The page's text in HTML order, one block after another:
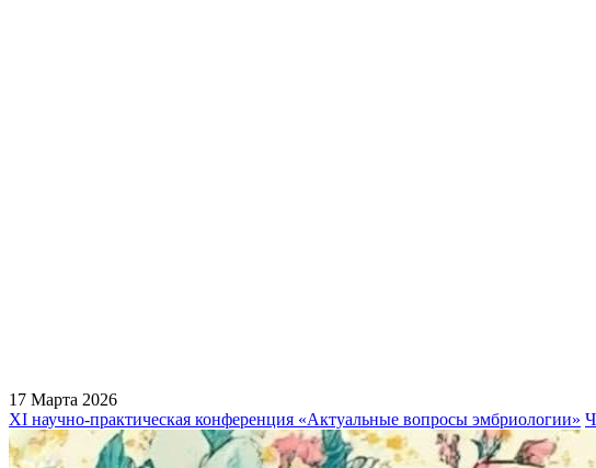
17 Марта 2026
XI научно-практическая конференция «Актуальные вопросы эмбриологии»